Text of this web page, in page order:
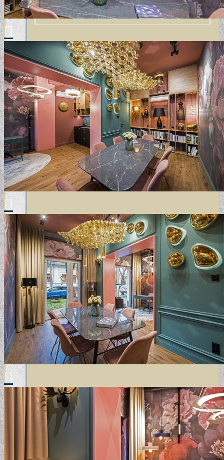
GYERMEKTAPÉTÁK
KONYHA DESIGN TIPP
MODERN TAPÉTÁK